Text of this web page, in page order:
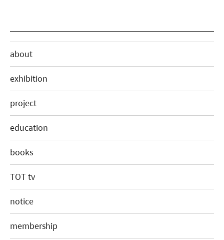
about
exhibition
project
education
books
TOT tv
notice
membership